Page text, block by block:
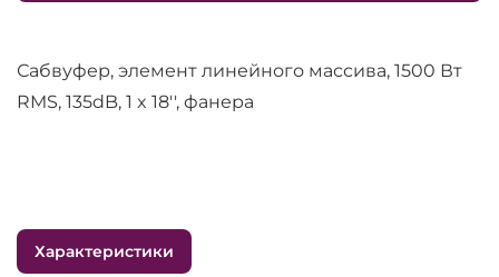
Сабвуфер, элемент линейного массива, 1500 Вт
RMS, 135dB, 1 x 18'', фанера
Характеристики